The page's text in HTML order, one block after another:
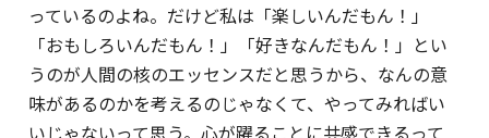
っているのよね。だけど私は「楽しいんだもん！」
「おもしろいんだもん！」「好きなんだもん！」とい
うのが人間の核のエッセンスだと思うから、なんの意
味があるのかを考えるのじゃなくて、やってみればい
いじゃないって思う。心が躍ることに共感できるって